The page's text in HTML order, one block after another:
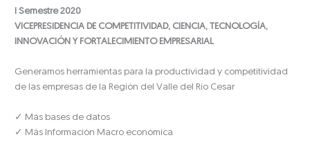
I Semestre 2020
VICEPRESIDENCIA DE COMPETITIVIDAD, CIENCIA, TECNOLOGÍA,
INNOVACIÓN Y FORTALECIMIENTO EMPRESARIAL
Generamos herramientas para la productividad y competitividad
de las empresas de la Región del Valle del Río Cesar
✓ Más bases de datos
✓ Más Información Macro económica